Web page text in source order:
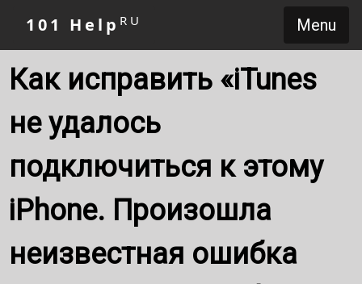
Menu
101 Help RU
Как исправить «iTunes
не удалось
подключиться к этому
iPhone. Произошла
неизвестная ошибка